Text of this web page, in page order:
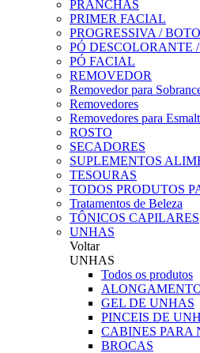
PRANCHAS
PRIMER FACIAL
PROGRESSIVA /
PÓ DESCOLORANTE
PÓ FACIAL
REMOVEDOR
Removedor para
Removedores
Removedores para
ROSTO
SECADORES
SUPLEMENTOS
TESOURAS
TODOS PRODUTOS
Tratamentos de Beleza
TÔNICOS CAPILARES
UNHAS
Voltar
UNHAS
Todos os produtos
GEL DE UNHAS
PINCEIS DE
CABINES PARA
BROCAS